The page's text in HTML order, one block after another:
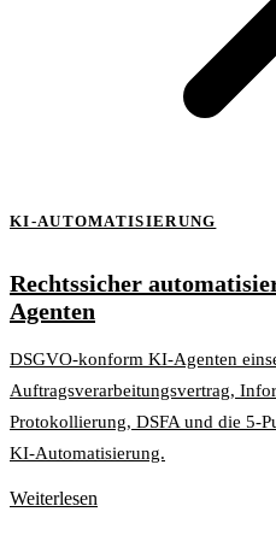
KI-AUTOMATISIERUNG
Rechtssicher
Agenten
DSGVO-konform KI-Agenten
Auftragsverarbeitungsvertrag,
Protokollierung, DSFA und die 5-
KI-Automatisierung.
Weiterlesen